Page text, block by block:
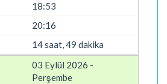
18:53
20:16
14 saat, 49 dakika
03 Eylül 2026 -
Perşembe